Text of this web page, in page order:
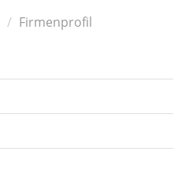
Firmenprofil